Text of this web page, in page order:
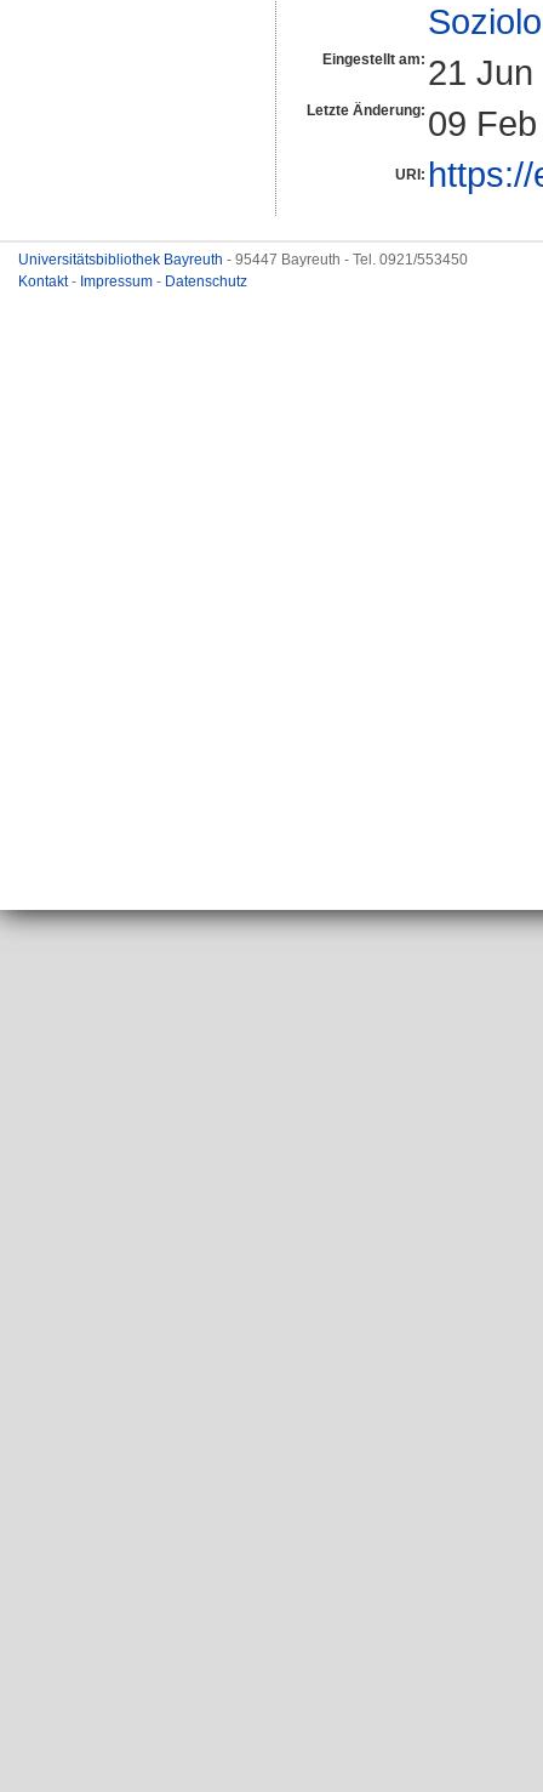
Eingestellt am: 21
Letzte Änderung: 09
URI:
Universitätsbibliothek Bayreuth - 95447 Bayreuth - Tel. 0921/553450
Kontakt- Impressum - Datenschutz